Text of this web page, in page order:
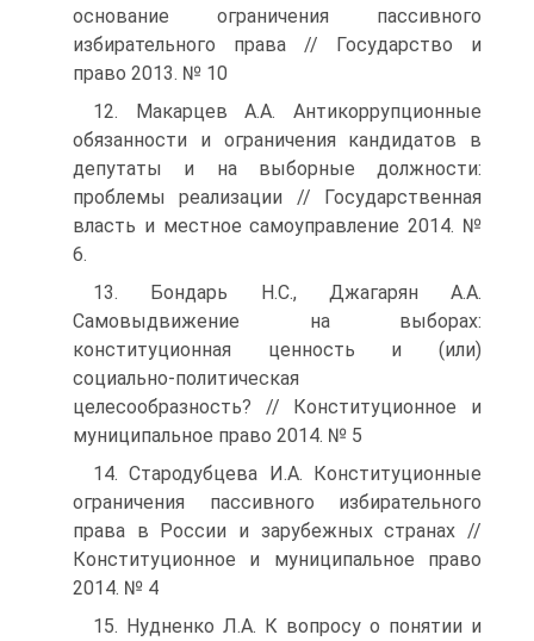
основание ограничения пассивного
избирательного права // Государство и
право 2013. № 10
12. Макарцев А.А. Антикоррупционные
обязанности и ограничения кандидатов в
депутаты и на выборные должности:
проблемы реализации // Государственная
власть и местное самоуправление 2014. №
6.
13. Бондарь Н.С., Джагарян А.А.
Самовыдвижение на выборах:
конституционная ценность и (или)
социально-политическая
целесообразность? // Конституционное и
муниципальное право 2014. № 5
14. Стародубцева И.А. Конституционные
ограничения пассивного избирательного
права в России и зарубежных странах //
Конституционное и муниципальное право
2014. № 4
15. Нудненко Л.А. К вопросу о понятии и